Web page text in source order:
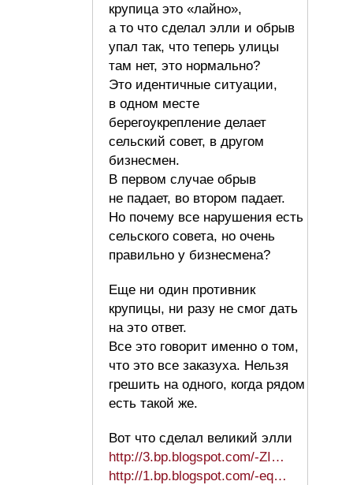
крупица это «лайно»,
а то что сделал элли и обрыв
упал так, что теперь улицы
там нет, это нормально?
Это идентичные ситуации,
в одном месте
берегоукрепление делает
сельский совет, в другом
бизнесмен.
В первом случае обрыв
не падает, во втором падает.
Но почему все нарушения есть
сельского совета, но очень
правильно у бизнесмена?
Еще ни один противник
крупицы, ни разу не смог дать
на это ответ.
Все это говорит именно о том,
что это все заказуха. Нельзя
грешить на одного, когда рядом
есть такой же.
Вот что сделал великий элли
http://3.bp.blogspot.com/-ZI…
http://1.bp.blogspot.com/-eq…